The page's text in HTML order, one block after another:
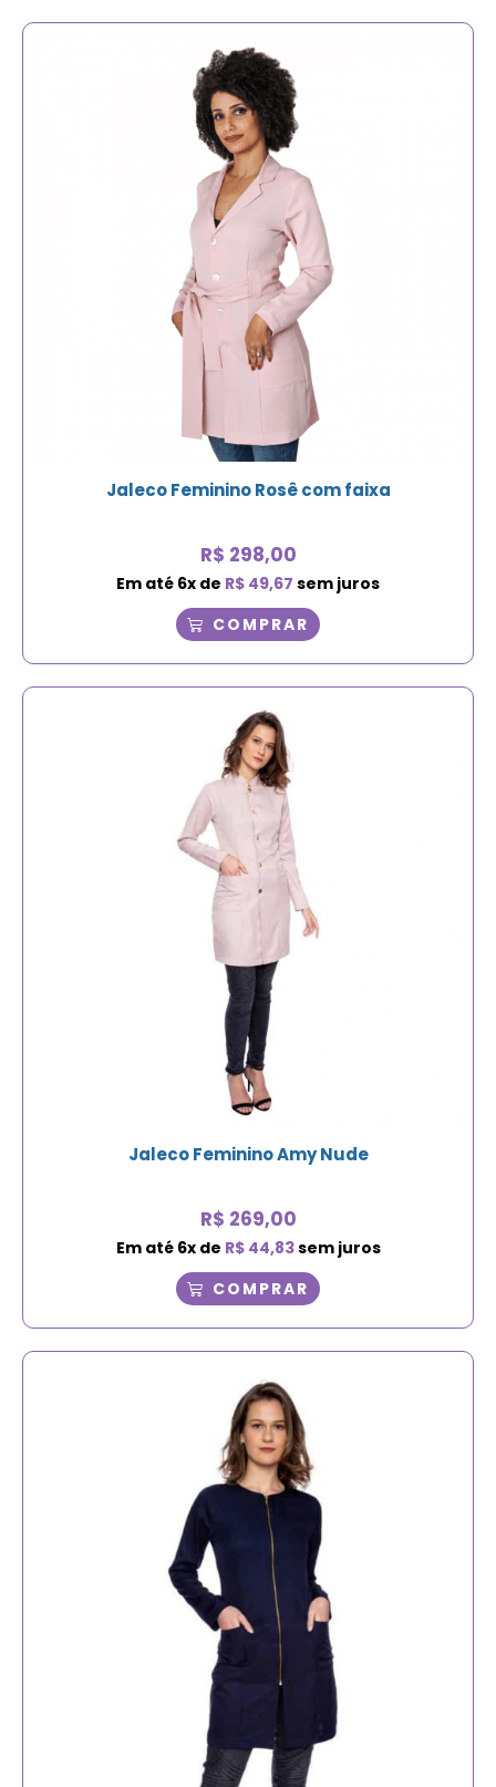
Jaleco Feminino Rosê com faixa
R$ 298,00
Em até 6x de R$ 49,67 sem juros
COMPRAR
Jaleco Feminino Amy Nude
R$ 269,00
Em até 6x de R$44,83sem juros
COMPRAR